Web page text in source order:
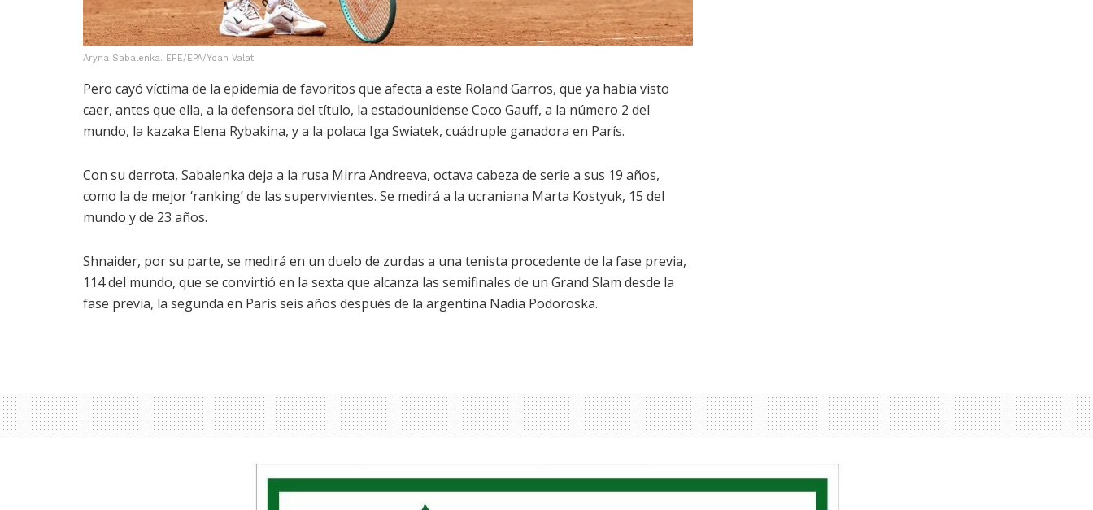
Aryna Sabalenka. EFE/EPA/Yoan Valat
Pero cayó víctima de la epidemia de favoritos que afecta a este Roland Garros, que ya había visto
caer, antes que ella, a la defensora del título, la estadounidense Coco Gauff, a la número 2 del
mundo, la kazaka Elena Rybakina, y a la polaca Iga Swiatek, cuádruple ganadora en París.
Con su derrota, Sabalenka deja a la rusa Mirra Andreeva, octava cabeza de serie a sus 19 años,
como la de mejor ‘ranking’ de las supervivientes. Se medirá a la ucraniana Marta Kostyuk, 15 del
mundo y de 23 años.
Shnaider, por su parte, se medirá en un duelo de zurdas a una tenista procedente de la fase previa,
114 del mundo, que se convirtió en la sexta que alcanza las semifinales de un Grand Slam desde la
fase previa, la segunda en París seis años después de la argentina Nadia Podoroska.